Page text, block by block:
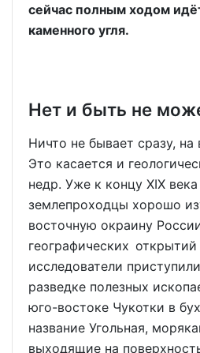
сейчас полным ходом
каменного угля.
Нет и быть не
Ничто не бывает сразу,
Это касается и
недр. Уже к концу XIX
землепроходцы хорошо
восточную окраину
географических открытий
исследователи
разведке полезных
юго-востоке Чукотки в
название Угольная,
выходящие на